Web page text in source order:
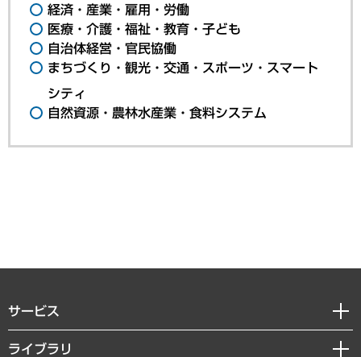
経済・産業・雇用・労働
医療・介護・福祉・教育・子ども
自治体経営・官民協働
まちづくり・観光・交通・スポーツ・スマート
シティ
自然資源・農林水産業・食料システム
サービス
経営戦略
ライブラリ